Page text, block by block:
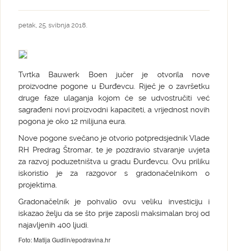
petak, 25. svibnja 2018.
Tvrtka Bauwerk Boen jučer je otvorila nove
proizvodne pogone u Đurđevcu. Riječ je o završetku
druge faze ulaganja kojom će se udvostručiti već
sagrađeni novi proizvodni kapaciteti, a vrijednost novih
pogona je oko 12 milijuna eura.
Nove pogone svečano je otvorio potpredsjednik Vlade
RH Predrag Štromar, te je pozdravio stvaranje uvjeta
za razvoj poduzetništva u gradu Đurđevcu. Ovu priliku
iskoristio je za razgovor s gradonačelnikom o
projektima.
Gradonačelnik je pohvalio ovu veliku investiciju i
iskazao želju da se što prije zaposli maksimalan broj od
najavljenih 400 ljudi.
Foto: Matija Gudlin/epodravina.hr